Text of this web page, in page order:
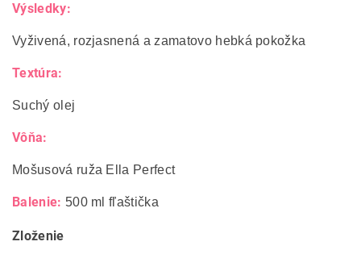
Výsledky:
Vyživená, rozjasnená a zamatovo hebká pokožka
Textúra:
Suchý olej
Vôňa:
Mošusová ruža Ella Perfect
Balenie: 500 ml fľaštička
Zloženie